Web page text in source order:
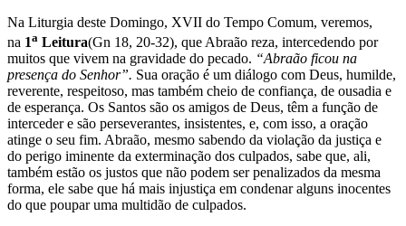
Na Liturgia deste Domingo, XVII do Tempo Comum, veremos,
na 1a Leitura(Gn 18, 20-32), que Abraão reza, intercedendo por
muitos que vivem na gravidade do pecado. “Abraão ficou na
presença do Senhor”. Sua oração é um diálogo com Deus, humilde,
reverente, respeitoso, mas também cheio de confiança, de ousadia e
de esperança. Os Santos são os amigos de Deus, têm a função de
interceder e são perseverantes, insistentes, e, com isso, a oração
atinge o seu fim. Abraão, mesmo sabendo da violação da justiça e
do perigo iminente da exterminação dos culpados, sabe que, ali,
também estão os justos que não podem ser penalizados da mesma
forma, ele sabe que há mais injustiça em condenar alguns inocentes
do que poupar uma multidão de culpados.